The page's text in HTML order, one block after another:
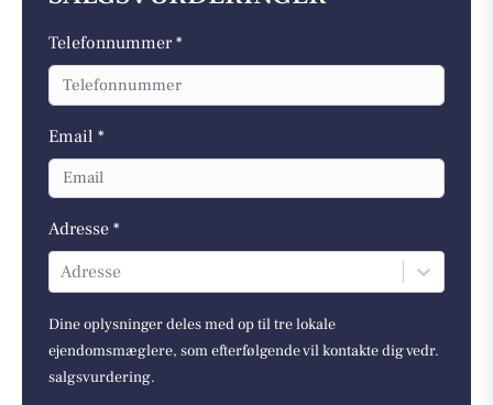
Telefonnummer *
Email *
Adresse *
Adresse
Dine oplysninger deles med op til tre lokale
ejendomsmæglere, som efterfølgende vil kontakte dig vedr.
salgsvurdering.